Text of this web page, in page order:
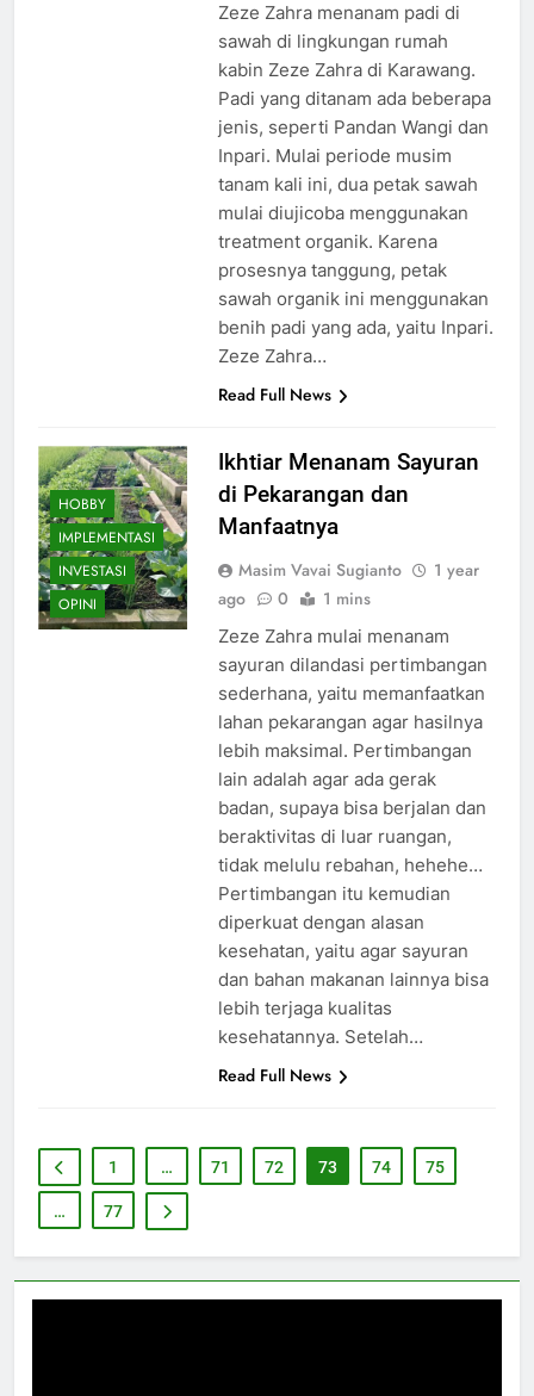
Zeze Zahra menanam padi di
sawah di lingkungan rumah
kabin Zeze Zahra di Karawang.
Padi yang ditanam ada beberapa
jenis, seperti Pandan Wangi dan
Inpari. Mulai periode musim
tanam kali ini, dua petak sawah
mulai diujicoba menggunakan
treatment organik. Karena
prosesnya tanggung, petak
sawah organik ini menggunakan
benih padi yang ada, yaitu Inpari.
Zeze Zahra…
Read Full News
HOBBY
IMPLEMENTASI
INVESTASI
OPINI
Ikhtiar Menanam Sayuran
di Pekarangan dan
Manfaatnya
Masim Vavai Sugianto
1 year
ago
0 1 mins
Zeze Zahra mulai menanam
sayuran dilandasi pertimbangan
sederhana, yaitu memanfaatkan
lahan pekarangan agar hasilnya
lebih maksimal. Pertimbangan
lain adalah agar ada gerak
badan, supaya bisa berjalan dan
beraktivitas di luar ruangan,
tidak melulu rebahan, hehehe…
Pertimbangan itu kemudian
diperkuat dengan alasan
kesehatan, yaitu agar sayuran
dan bahan makanan lainnya bisa
lebih terjaga kualitas
kesehatannya. Setelah…
Read Full News
1 … 71 72 73 74 75
… 77